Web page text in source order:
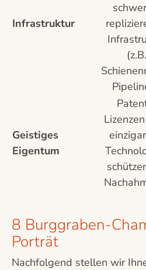
Infrastruktur
(z.B.
Geistiges
Eigentum
8 Burggraben-
Porträt
Nachfolgend stellen wir